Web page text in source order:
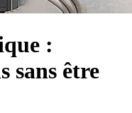
:
sans être